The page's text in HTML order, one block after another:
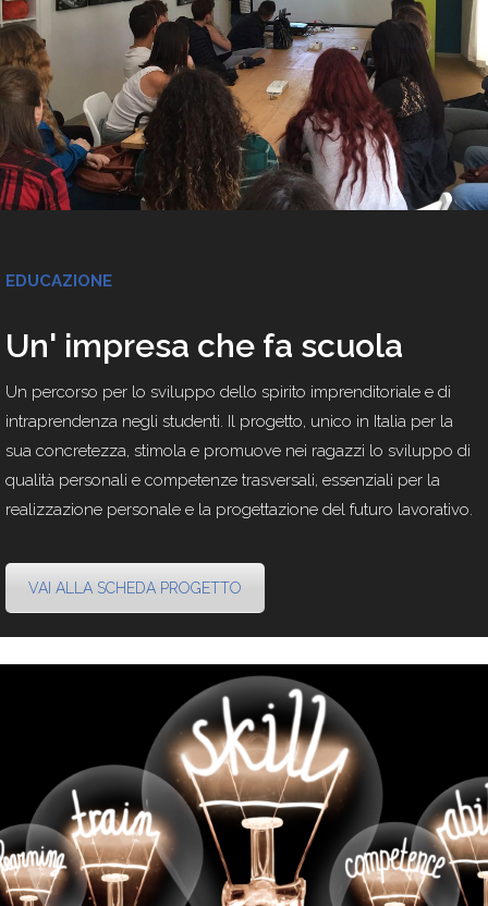
EDUCAZIONE
Un' impresa che fa scuola
Un percorso per lo sviluppo dello spirito imprenditoriale e di
intraprendenza negli studenti. Il progetto, unico in Italia per la
sua concretezza, stimola e promuove nei ragazzi lo sviluppo di
qualità personali e competenze trasversali, essenziali per la
realizzazione personale e la progettazione del futuro lavorativo.
VAI ALLA SCHEDA PROGETTO